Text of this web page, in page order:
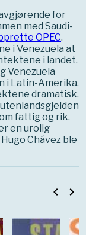
for
med Saudi-
OPEC.
i Venezuela at
i landet.
Venezuela
i Latin-Amerika.
dramatisk.
fattig og rik.
en urolig
Chávez ble
navigate_before navigate_next